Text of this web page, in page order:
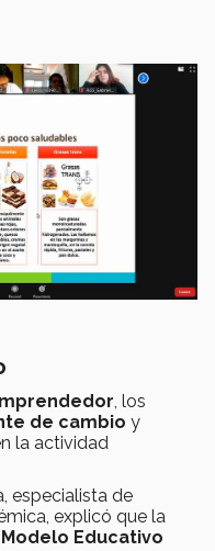
, los
de cambio y
la actividad
especialista de
explicó que la
Modelo Educativo